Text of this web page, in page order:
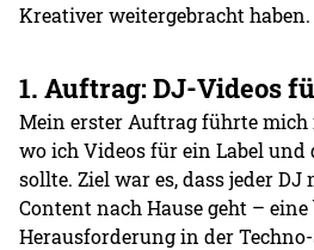
Kreativer weitergebracht haben.
1. Auftrag: DJ-Videos
Mein erster Auftrag führte mich
wo ich Videos für ein Label und
sollte. Ziel war es, dass jeder
Content nach Hause geht – eine
Herausforderung in der